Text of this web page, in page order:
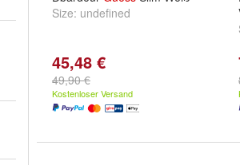
Size: undefined
45,48 €
49,90 €
Kostenloser Versand